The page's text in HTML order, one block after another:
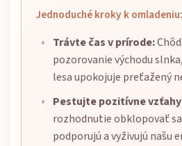
Jednoduché kroky k omladeniu:
Trávte čas v prírode:
pozorovanie východu
lesa upokojuje preťažený
Pestujte pozitívne
rozhodnutie obklopovať
podporujú a vyživujú našu